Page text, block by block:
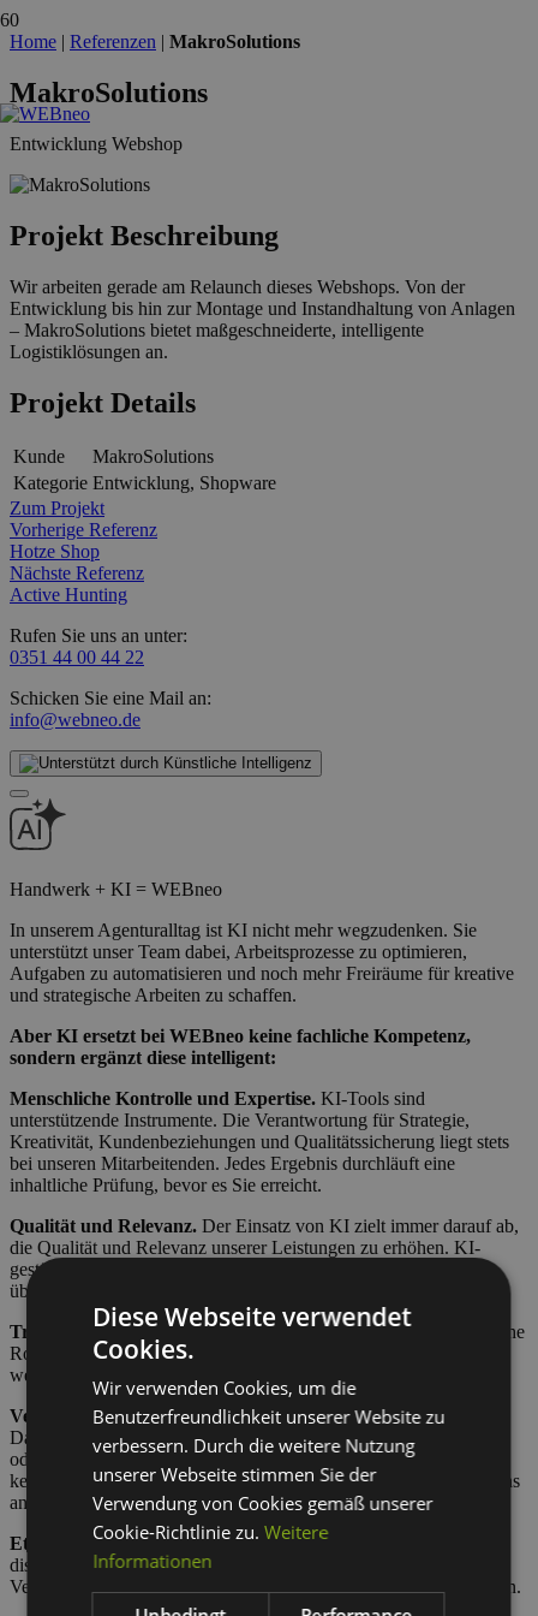
Home | Referenzen | MakroSolutions
MakroSolutions
Entwicklung Webshop
Projekt Beschreibung
Wir arbeiten gerade am Relaunch dieses Webshops. Von der
Entwicklung bis hin zur Montage und Instandhaltung von Anlagen
– MakroSolutions bietet maßgeschneiderte, intelligente
Logistiklösungen an.
Projekt Details
Kunde
MakroSolutions
Kategorie Entwicklung, Shopware
Zum Projekt
Vorherige Referenz
Hotze Shop
Nächste Referenz
Active Hunting
Rufen Sie uns an unter:
0351 44 00 44 22
Schicken Sie eine Mail an:
info@webneo.de
Handwerk + KI = WEBneo
In unserem Agenturalltag ist KI nicht mehr wegzudenken. Sie
unterstützt unser Team dabei, Arbeitsprozesse zu optimieren,
Aufgaben zu automatisieren und noch mehr Freiräume für kreative
und strategische Arbeiten zu schaffen.
Aber KI ersetzt bei WEBneo keine fachliche Kompetenz,
sondern ergänzt diese intelligent:
Menschliche Kontrolle und Expertise. KI-Tools sind
unterstützende Instrumente. Die Verantwortung für Strategie,
Kreativität, Kundenbeziehungen und Qualitätssicherung liegt stets
bei unseren Mitarbeitenden. Jedes Ergebnis durchläuft eine
inhaltliche Prüfung, bevor es Sie erreicht.
Qualität und Relevanz. Der Einsatz von KI zielt immer darauf ab,
die Qualität und Relevanz unserer Leistungen zu erhöhen. KI-
gestützte Inhalte und Analysen werden niemals unkritisch
übernommen, sondern an unseren Qualitätsstandards gemessen.
Transparenz.Wir kommunizieren offen, wenn KI eine wesentliche
Rolle in einer Leistung spielt. Auf Wunsch erläutern wir gerne, an
welchen Stellen und in welchem Umfang KI zum Einsatz kommt.
Verantwortungsvoller Umgang mit Daten.Der Schutz Ihrer
Daten hat für uns Priorität. Wir geben keine personenbezogenen
oder vertraulichen Informationen in öffentliche KI-Tools, für die
keine entsprechende vertragliche Grundlage besteht, und halten uns
an die geltenden Datenschutzvorgaben.
Ethische Verantwortung.Wir achten auf einen fairen und
diskriminierungsfreien KI-Einsatz und arbeiten aktiv daran,
Verzerrungen (Bias) in Ergebnissen zu erkennen und zu vermeiden.
Diese Webseite verwendet
Cookies.
Wir verwenden Cookies, um die
Benutzerfreundlichkeit unserer Website zu
verbessern. Durch die weitere Nutzung
unserer Webseite stimmen Sie der
Verwendung von Cookies gemäß unserer
Cookie-Richtlinie zu.Weitere
Informationen